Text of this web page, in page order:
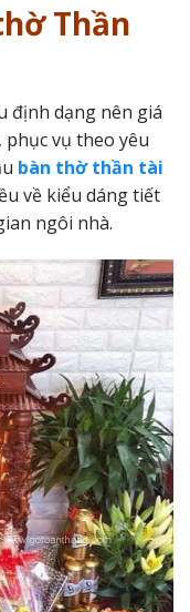
Thần
định dạng nên giá
vụ theo yêu
bàn thờ thần tài
về kiểu dáng tiết
ngôi nhà.